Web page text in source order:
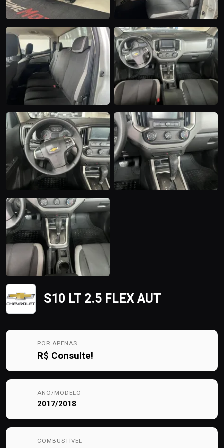
S10 LT 2.5 FLEX AUT
POR APENAS
R$ Consulte!
ANO/MODELO
2017/2018
COMBUSTÍVEL